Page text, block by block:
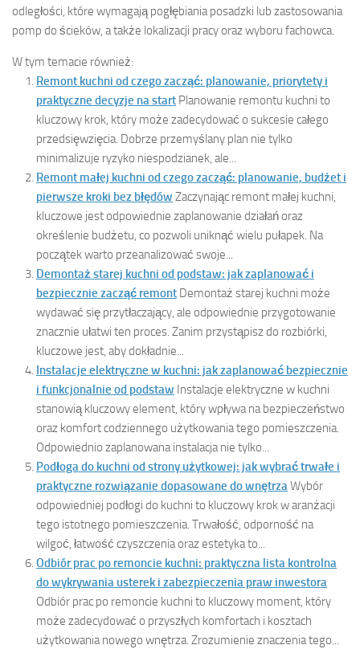
odległości, które wymagają pogłębiania posadzki lub zastosowania
pomp do ścieków, a także lokalizacji pracy oraz wyboru fachowca.
W tym temacie również:
Remont kuchni od czego zacząć: planowanie, priorytety i
praktyczne decyzje na start Planowanie remontu kuchni to
kluczowy krok, który może zadecydować o sukcesie całego
przedsięwzięcia. Dobrze przemyślany plan nie tylko
minimalizuje ryzyko niespodzianek, ale...
Remont małej kuchni od czego zacząć: planowanie, budżet i
pierwsze kroki bez błędów Zaczynając remont małej kuchni,
kluczowe jest odpowiednie zaplanowanie działań oraz
określenie budżetu, co pozwoli uniknąć wielu pułapek. Na
początek warto przeanalizować swoje...
Demontaż starej kuchni od podstaw: jak zaplanować i
bezpiecznie zacząć remont Demontaż starej kuchni może
wydawać się przytłaczający, ale odpowiednie przygotowanie
znacznie ułatwi ten proces. Zanim przystąpisz do rozbiórki,
kluczowe jest, aby dokładnie...
Instalacje elektryczne w kuchni: jak zaplanować bezpiecznie
i funkcjonalnie od podstaw Instalacje elektryczne w kuchni
stanowią kluczowy element, który wpływa na bezpieczeństwo
oraz komfort codziennego użytkowania tego pomieszczenia.
Odpowiednio zaplanowana instalacja nie tylko...
Podłoga do kuchni od strony użytkowej: jak wybrać trwałe i
praktyczne rozwiązanie dopasowane do wnętrzaWybór
odpowiedniej podłogi do kuchni to kluczowy krok w aranżacji
tego istotnego pomieszczenia. Trwałość, odporność na
wilgoć, łatwość czyszczenia oraz estetyka to...
Odbiór prac po remoncie kuchni: praktyczna lista kontrolna
do wykrywania usterek i zabezpieczenia praw inwestora
Odbiór prac po remoncie kuchni to kluczowy moment, który
może zadecydować o przyszłych komfortach i kosztach
użytkowania nowego wnętrza. Zrozumienie znaczenia tego...